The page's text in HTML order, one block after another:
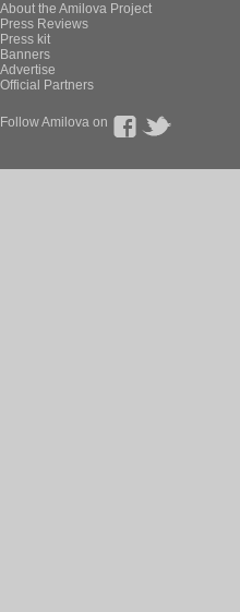
About the Amilova Project
Press Reviews
Press kit
Banners
Advertise
Official Partners
Follow Amilova on